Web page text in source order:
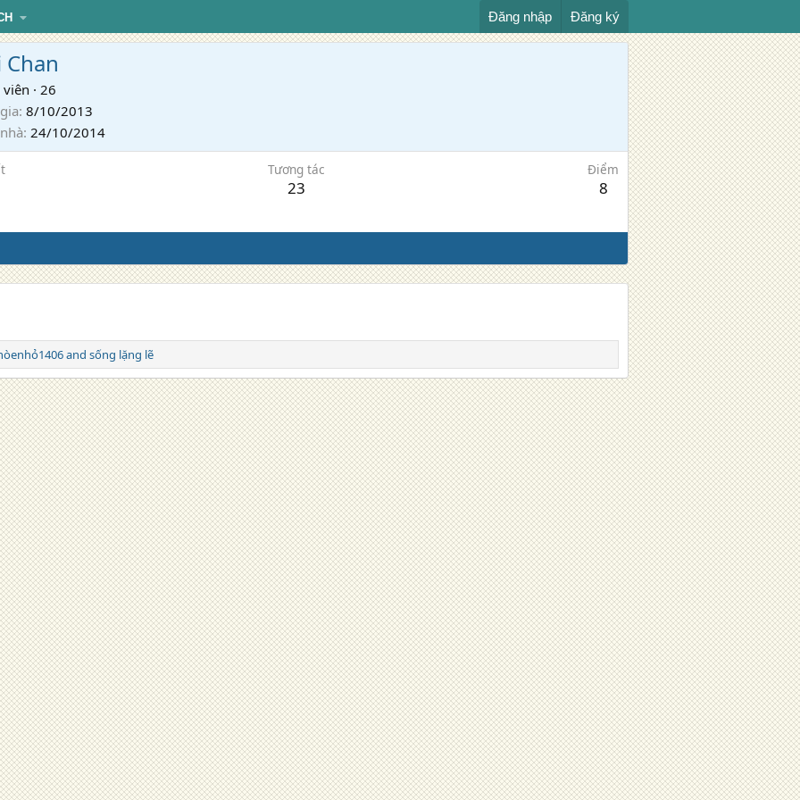
Đăng nhập Đăng ký
Chan
viên · 26
8/10/2013
24/10/2014
Tương tác
23
Điểm
8
and sống lặng lẽ